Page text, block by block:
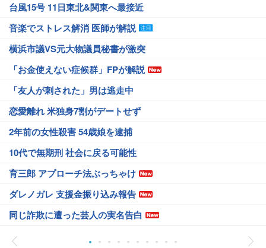
台風15号 11日東北&関東へ最接近
音楽でストレス解消 医師が解説
横浜市議VS元大物議員秘書が激突
「お金使えない症候群」FPが解説
「友人が刺された」男は逃走中
恋愛離れ 米独身7割がデートせず
2年前の女性殺害 54歳娘を逮捕
10代で無期刑 社会に戻る可能性
育三郎 アプローチ法ぶっちゃけ
ダレノガレ 支援金振り込み報告
同じ詐欺に遭った芸人の実名告白